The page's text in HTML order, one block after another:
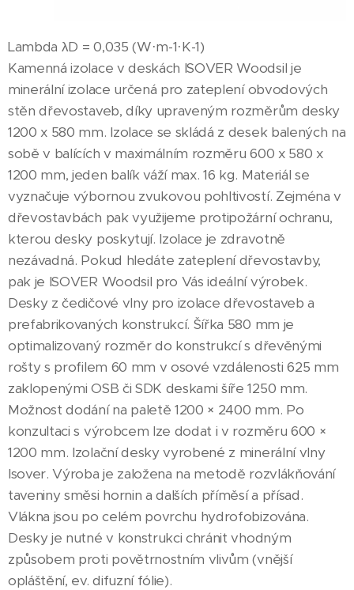
Lambda λD = 0,035 (W·m-1·K-1)
Kamenná izolace v deskách ISOVER Woodsil je
minerální izolace určená pro zateplení obvodových
stěn dřevostaveb, díky upraveným rozměrům desky
1200 x 580 mm. Izolace se skládá z desek balených na
sobě v balících v maximálním rozměru 600 x 580 x
1200 mm, jeden balík váží max. 16 kg. Materiál se
vyznačuje výbornou zvukovou pohltivostí. Zejména v
dřevostavbách pak využijeme protipožární ochranu,
kterou desky poskytují. Izolace je zdravotně
nezávadná. Pokud hledáte zateplení dřevostavby,
pak je ISOVER Woodsil pro Vás ideální výrobek.
Desky z čedičové vlny pro izolace dřevostaveb a
prefabrikovaných konstrukcí. Šířka 580 mm je
optimalizovaný rozměr do konstrukcí s dřevěnými
rošty s profilem 60 mm v osové vzdálenosti 625 mm
zaklopenými OSB či SDK deskami šíře 1250 mm.
Možnost dodání na paletě 1200 × 2400 mm. Po
konzultaci s výrobcem lze dodat i v rozměru 600 ×
1200 mm. Izolační desky vyrobené z minerální vlny
Isover. Výroba je založena na metodě rozvlákňování
taveniny směsi hornin a dalších příměsí a přísad.
Vlákna jsou po celém povrchu hydrofobizována.
Desky je nutné v konstrukci chránit vhodným
způsobem proti povětrnostním vlivům (vnější
opláštění, ev. difuzní fólie).